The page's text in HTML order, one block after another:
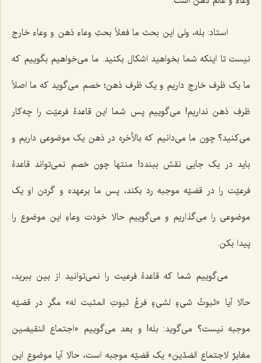
استاد: بله، ولی این بحث ما فعلاً بحثِ وعاء ذهن و وعاء خارج
نیست تا اینکه شما بخواهید اشکال بکنید. ما می‌خواهیم بگوییم که
ما یک ظرف خارج داریم و یک ظرف ذهن؛ خصم می‌گوید که ما اصلاً
ظرفِ ذهن نداریم! می‌گوییم پس شما این قاعدۀ فرعیّت را چه‌کار
می‌کنید؟ چون ما می‌دانیم که بالأخره در ذهن یک موضوعی داریم و
باید در یک جایی نقش ببندد! منتها چون خصم نمی‌تواند قاعدۀ
فرعیّت را در قضیّه موجبه رد بکند، پس ما برعهده و گردن او یک
موضوعی را می‌گذاریم و می‌گوییم حالا خودت وعاءِ این موضوع را
پیدا بکن.
می‌گوییم شما که قاعدۀ فرعیت را نمی‌توانید از بین ببرید،
حالا آیا «ثبوتُ شیءٍ لشیءٍ فرعُ ثبوتِ المثبت له» مگر در قضیّه
موجبه نیست؟ می‌گوید: بله! و بعد می‌گوییم «اجتماع النقیضین
مغایرٌ لاجتماع الضدّین» یک قضیّه موجبه است، حالا آیا موضوعِ این